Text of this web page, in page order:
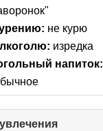
не курю
изредка
напиток: